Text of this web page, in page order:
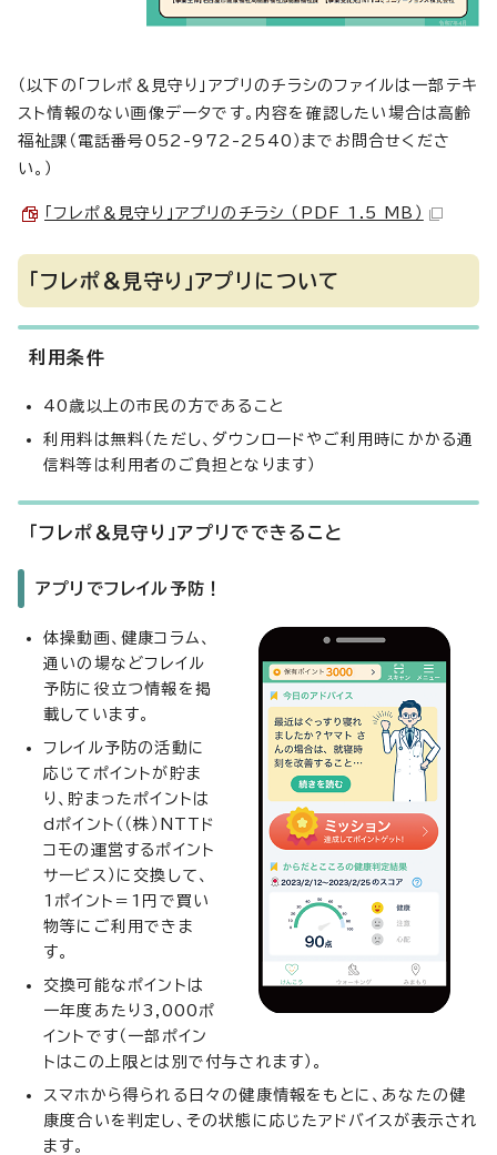
（以下の「フレポ＆見守り」アプリのチラシのファイルは一部テキ
スト情報のない画像データです。内容を確認したい場合は高齢
福祉課（電話番号052-972-2540）までお問合せくださ
い。）
「フレポ＆見守り」アプリのチラシ （PDF 1.5 MB）
「フレポ＆見守り」アプリについて
利用条件
40歳以上の市民の方であること
利用料は無料（ただし、ダウンロードやご利用時にかかる通
信料等は利用者のご負担となります）
「フレポ＆見守り」アプリでできること
アプリでフレイル予防！
体操動画、健康コラム、
通いの場などフレイル
予防に役立つ情報を掲
載しています。
フレイル予防の活動に
応じてポイントが貯ま
り、貯まったポイントは
dポイント（（株）NTTド
コモの運営するポイント
サービス）に交換して、
1ポイント＝1円で買い
物等にご利用できま
す。
交換可能なポイントは
一年度あたり3,000ポ
イントです（一部ポイン
トはこの上限とは別で付与されます）。
スマホから得られる日々の健康情報をもとに、あなたの健
康度合いを判定し、その状態に応じたアドバイスが表示され
ます。